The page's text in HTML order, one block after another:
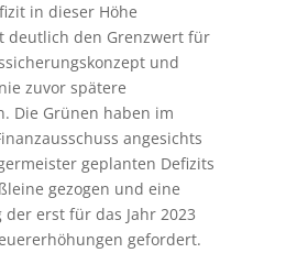
in dieser Höhe
deutlich den Grenzwert für
und
zuvor spätere
Die Grünen haben im
angesichts
geplanten Defizits
gezogen und eine
der erst für das Jahr 2023
gefordert.